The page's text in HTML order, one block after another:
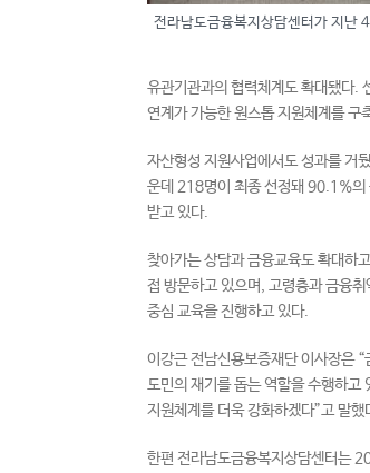
전라남도금융복지상담센터가 지난
유관기관과의 협력체계도 확대됐다.
연계가 가능한 원스톱 지원체계를 구
자산형성 지원사업에서도 성과를 거
운데 218명이 최종 선정돼 90.1%의
받고 있다.
찾아가는 상담과 금융교육도 확대하
접 방문하고 있으며, 고령층과 금융
중심 교육을 진행하고 있다.
이강근 전남신용보증재단 이사장은
도민의 재기를 돕는 역할을 수행하고
지원체계를 더욱 강화하겠다”고 말했
한편 전라남도금융복지상담센터는